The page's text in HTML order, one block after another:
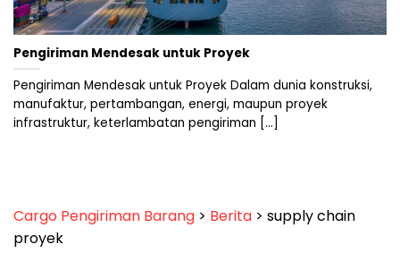
Pengiriman Mendesak untuk Proyek
Pengiriman Mendesak untuk Proyek Dalam dunia konstruksi,
manufaktur, pertambangan, energi, maupun proyek
infrastruktur, keterlambatan pengiriman [...]
Cargo Pengiriman Barang > Berita > supply chain
proyek